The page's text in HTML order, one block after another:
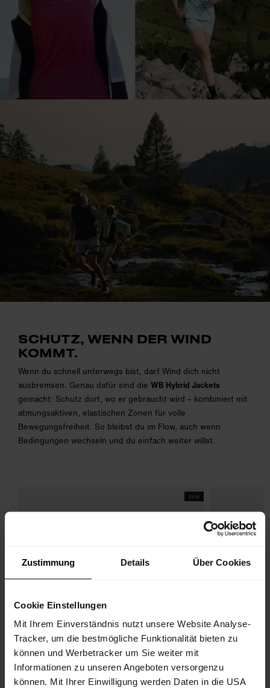
Zustimmung Details Über Cookies
Cookie Einstellungen
Mit Ihrem Einverständnis nutzt unsere Website Analyse-
Tracker, um die bestmögliche Funktionalität bieten zu
können und Werbetracker um Sie weiter mit
Informationen zu unseren Angeboten versorgenzu
können. Mit Ihrer Einwilligung werden Daten in die USA
SCHUTZ, WENN DER WIND
KOMMT.
Wenn du schnell unterwegs bist, darf Wind dich nicht
ausbremsen. Genau dafür sind die WB Hybrid Jackets
gemacht: Schutz dort, wo er gebraucht wird – kombiniert mit
atmungsaktiven, elastischen Zonen für volle
Bewegungsfreiheit. So bleibst du im Flow, auch wenn
Bedingungen wechseln und du einfach weiter willst.
SS26